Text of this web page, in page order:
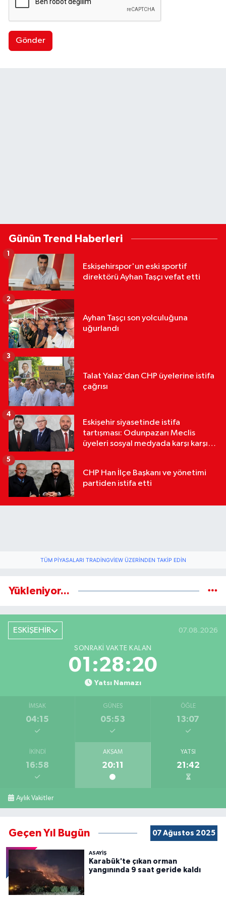
Gönder
Günün Trend Haberleri
Eskişehirspor'un eski sportif
direktörü Ayhan Taşçı vefat etti
1
Ayhan Taşçı son yolculuğuna
uğurlandı
2
Talat Yalaz’dan CHP üyelerine istifa
çağrısı
3
Eskişehir siyasetinde istifa
tartışması: Odunpazarı Meclis
üyeleri sosyal medyada karşı karşıya
4
CHP Han İlçe Başkanı ve yönetimi
partiden istifa etti
5
TÜM PIYASALARI TRADINGVIEW ÜZERINDEN TAKIP EDIN
Yükleniyor...
ESKİŞEHİR 07.08.2026
SONRAKI VAKTE KALAN
01:28:20
Yatsı Namazı
İMSAK
04:15
GÜNEŞ
05:53
ÖĞLE
13:07
İKINDI
16:58
AKŞAM
20:11
YATSI
21:42
Aylık Vakitler
Geçen Yıl Bugün 07 Ağustos 2025
ASAYİŞ
Karabük'te çıkan orman
yangınında 9 saat geride kaldı